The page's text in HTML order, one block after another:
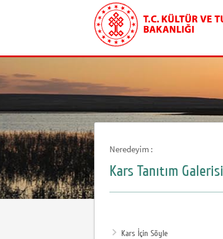
Neredeyim :
Kars Tanıtım Galerisi
Kars İçin Söyle